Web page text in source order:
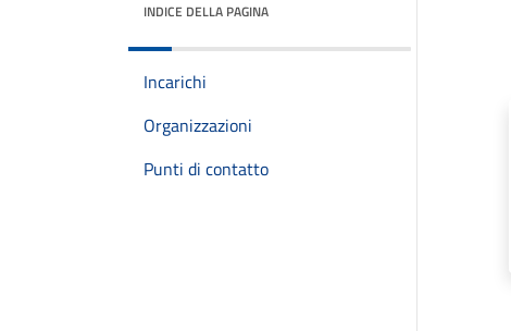
INDICE DELLA PAGINA
Incarichi
Organizzazioni
Punti di contatto